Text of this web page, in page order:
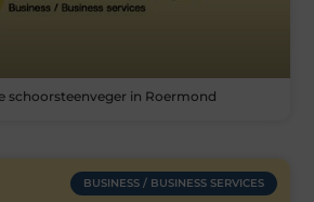
schoorsteenveger in Roermond
BUSINESS / BUSINESS SERVICES